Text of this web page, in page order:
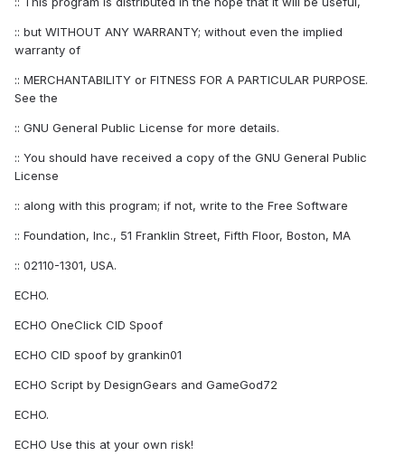
:: but WITHOUT ANY WARRANTY; without even the implied
warranty of
:: MERCHANTABILITY or FITNESS FOR A PARTICULAR PURPOSE.
See the
:: GNU General Public License for more details.
:: You should have received a copy of the GNU General Public
License
:: along with this program; if not, write to the Free Software
:: Foundation, Inc., 51 Franklin Street, Fifth Floor, Boston, MA
:: 02110-1301, USA.
ECHO.
ECHO OneClick CID Spoof
ECHO CID spoof by grankin01
ECHO Script by DesignGears and GameGod72
ECHO.
ECHO Use this at your own risk!